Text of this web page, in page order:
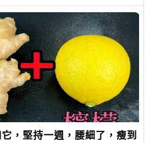
，堅持一週，腰細了，瘦到